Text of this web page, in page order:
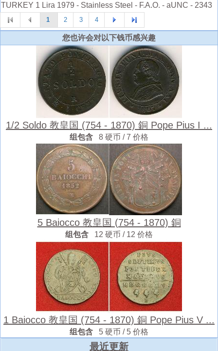
TURKEY 1 Lira 1979 - Stainless Steel - F.A.O. - aUNC - 2343
1 2 3 4
您也许会对以下钱币感兴趣
1/2 Soldo 教皇国 (754 - 1870) 銅 Pope Pius I ...
组包含 8 硬币 / 7 价格
5 Baiocco 教皇国 (754 - 1870) 銅
组包含 12 硬币 / 12 价格
1 Baiocco 教皇国 (754 - 1870) 銅 Pope Pius V ...
组包含 5 硬币 / 5 价格
最近更新